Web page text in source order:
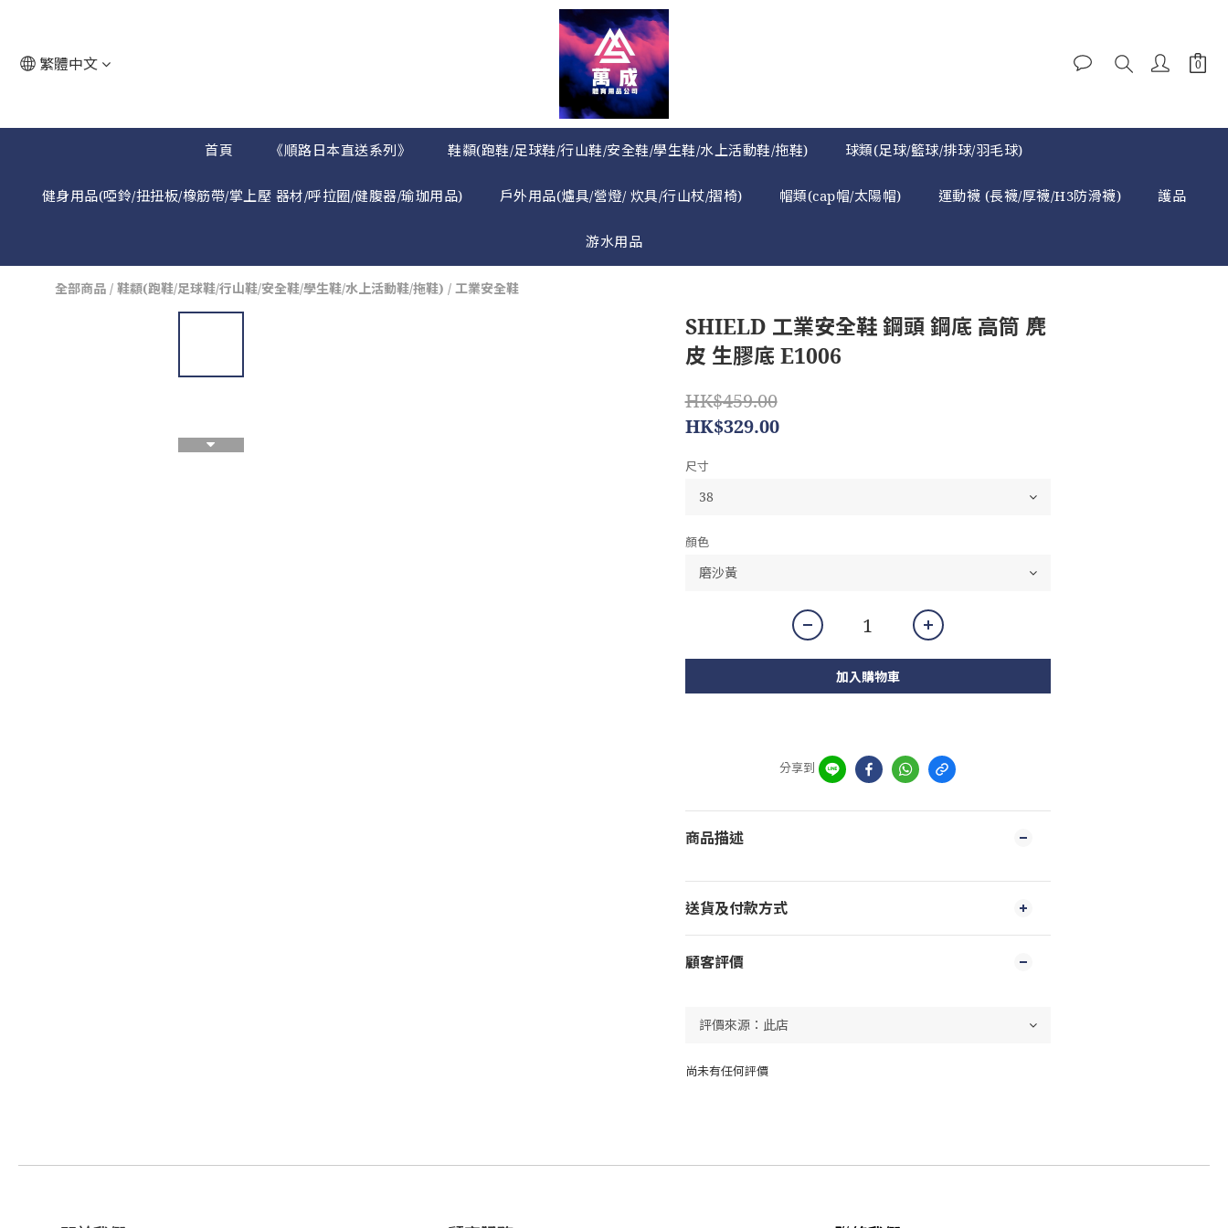
繁體中文
首頁 《順路日本直送系列》 鞋纇(跑鞋/足球鞋/行山鞋/安全鞋/學生鞋/水上活動鞋/拖鞋) 球類(足球/籃球/排球/羽毛球)
健身用品(啞鈴/扭扭板/橡筋帶/掌上壓 器材/呼拉圈/健腹器/瑜珈用品) 戶外用品(爐具/營燈/ 炊具/行山杖/摺椅) 帽類(cap帽/太陽帽) 運動襪 (長襪/厚襪/H3防滑襪) 護品
游水用品
全部商品 / 鞋纇(跑鞋/足球鞋/行山鞋/安全鞋/學生鞋/水上活動鞋/拖鞋) / 工業安全鞋
SHIELD 工業安全鞋 鋼頭 鋼底 高筒 麂
皮 生膠底 E1006
HK$459.00
HK$329.00
尺寸
顏色
加入購物車
分享到
商品描述
送貨及付款方式
顧客評價
尚未有任何評價